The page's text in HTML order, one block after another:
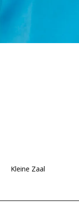
Kleine Zaal